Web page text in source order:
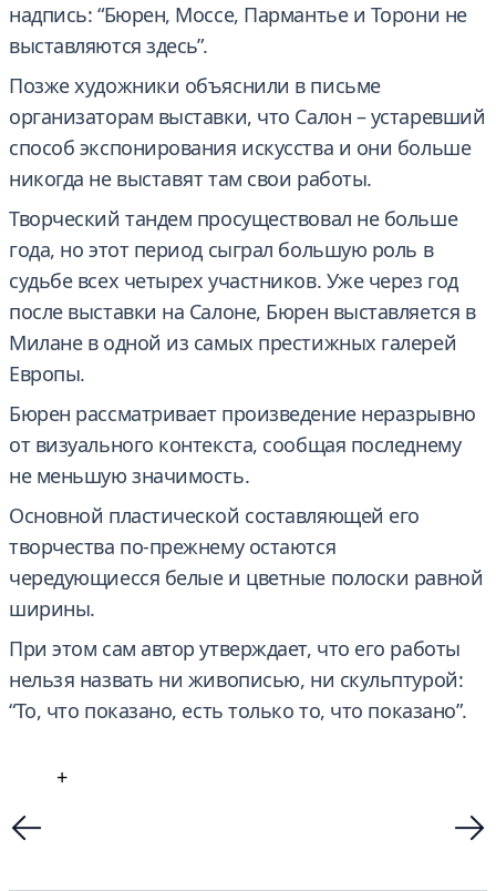
надпись: “Бюрен, Моссе, Пармантье и Торони не
выставляются здесь”.
Позже художники объяснили в письме
организаторам выставки, что Салон – устаревший
способ экспонирования искусства и они больше
никогда не выставят там свои работы.
Творческий тандем просуществовал не больше
года, но этот период сыграл большую роль в
судьбе всех четырех участников. Уже через год
после выставки на Салоне, Бюрен выставляется в
Милане в одной из самых престижных галерей
Европы.
Бюрен рассматривает произведение неразрывно
от визуального контекста, сообщая последнему
не меньшую значимость.
Основной пластической составляющей его
творчества по-прежнему остаются
чередующиесся белые и цветные полоски равной
ширины.
При этом сам автор утверждает, что его работы
нельзя назвать ни живописью, ни скульптурой:
“То, что показано, есть только то, что показано”.
+